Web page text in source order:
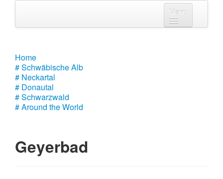
Menu
# Schwäbische Alb
# Neckartal
# Donautal
Home
# Schwäbische Alb
# Neckartal
# Donautal
# Schwarzwald
# Around the World
Geyerbad